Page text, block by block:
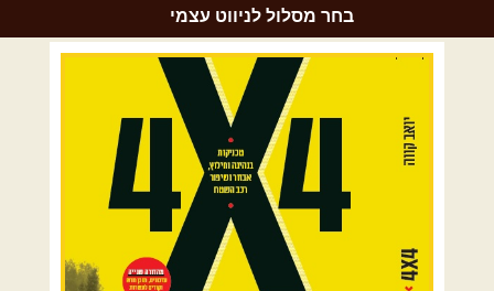
בחר מסלול לניווט עצמי
רמת הגולן וגליל עליון
כרמל ורמות מנשה
בקעת הירדן והשומרון
השרון ומישור החוף
הרי ירושלים והשפלה
מדבר יהודה וים המלח